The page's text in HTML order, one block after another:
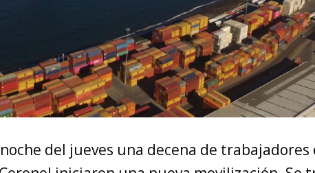
del jueves una decena de trabajadores